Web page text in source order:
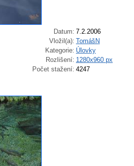
Datum: 7.2.2006
Vložil(a): TomášN
Kategorie: Úlovky
Rozlišení: 1280x960 px
Počet stažení: 4247